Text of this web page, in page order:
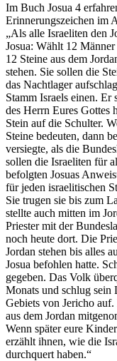
Im Buch Josua 4
Erinnerungszeichen im
„Als alle Israeliten den
Josua: Wählt 12
12 Steine aus dem
stehen. Sie sollen die
das Nachtlager
Stamm Israels einen. Er
des Herrn Eures Gottes
Stein auf die Schulter.
Steine bedeuten, dann
versiegte, als die
sollen die Israeliten für
befolgten Josuas
für jeden israelitischen
Sie trugen sie bis zum
stellte auch mitten im
Priester mit der
noch heute dort. Die
Jordan stehen bis alles
Josua befohlen hatte.
gegeben. Das Volk
Monats und schlug sein
Gebiets von Jericho
aus dem Jordan
Wenn später eure
erzählt ihnen, wie die
durchquert haben.“